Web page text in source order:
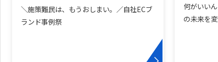
＼施策難民は、もうおしまい。／自社ECブ
ランド事例祭
何がいい
の未来を